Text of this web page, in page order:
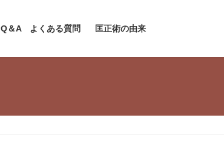
Q＆A よくある質問 匡正術の由来